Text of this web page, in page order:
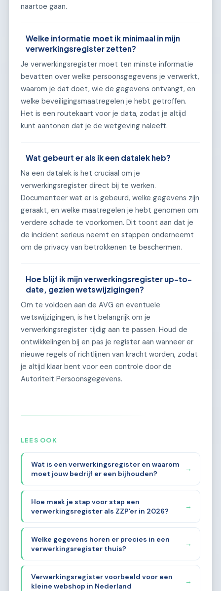
naartoe gaan.
Welke informatie moet ik minimaal in mijn
verwerkingsregister zetten?
Je verwerkingsregister moet ten minste informatie
bevatten over welke persoonsgegevens je verwerkt,
waarom je dat doet, wie de gegevens ontvangt, en
welke beveiligingsmaatregelen je hebt getroffen.
Het is een routekaart voor je data, zodat je altijd
kunt aantonen dat je de wetgeving naleeft.
Wat gebeurt er als ik een datalek heb?
Na een datalek is het cruciaal om je
verwerkingsregister direct bij te werken.
Documenteer wat er is gebeurd, welke gegevens zijn
geraakt, en welke maatregelen je hebt genomen om
verdere schade te voorkomen. Dit toont aan dat je
de incident serieus neemt en stappen onderneemt
om de privacy van betrokkenen te beschermen.
Hoe blijf ik mijn verwerkingsregister up-to-
date, gezien wetswijzigingen?
Om te voldoen aan de AVG en eventuele
wetswijzigingen, is het belangrijk om je
verwerkingsregister tijdig aan te passen. Houd de
ontwikkelingen bij en pas je register aan wanneer er
nieuwe regels of richtlijnen van kracht worden, zodat
je altijd klaar bent voor een controle door de
Autoriteit Persoonsgegevens.
LEES OOK
Wat is een verwerkingsregister en waarom
moet jouw bedrijf er een bijhouden?
→
Hoe maak je stap voor stap een
verwerkingsregister als ZZP'er in 2026?
→
Welke gegevens horen er precies in een
verwerkingsregister thuis?
→
Verwerkingsregister voorbeeld voor een
kleine webshop in Nederland
→